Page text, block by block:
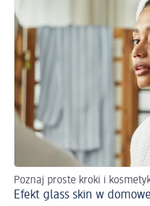
Poznaj proste kroki i
Efekt glass skin w